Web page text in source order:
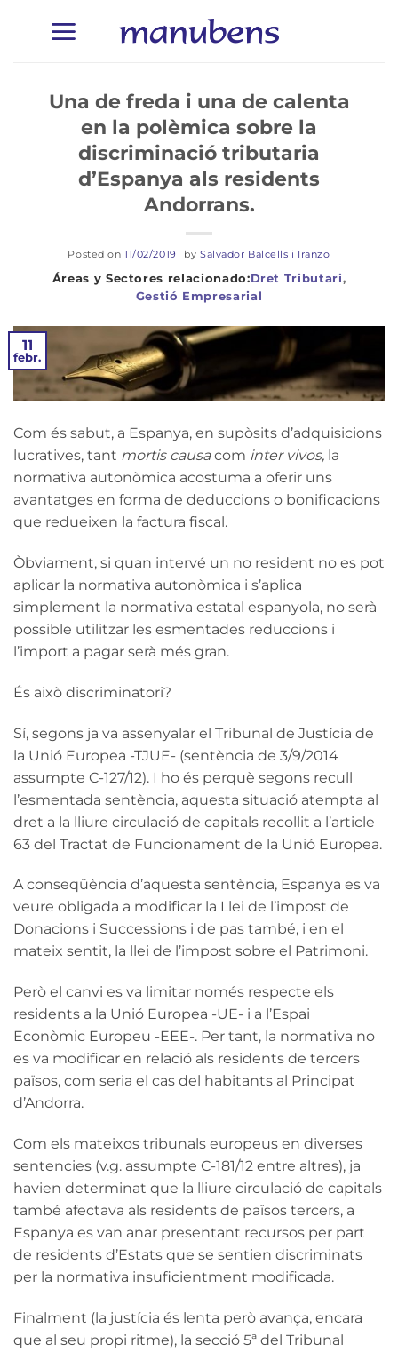
Dret Tributari,
Gestió Empresarial
Una de freda i una de calenta
en la polèmica sobre la
discriminació tributaria
d’Espanya als residents
Andorrans.
Posted on11/02/2019 by Salvador Balcells i Iranzo
11
febr.
Com és sabut, a Espanya, en supòsits d’adquisicions
lucratives, tant mortis causacom inter vivos, la
normativa autonòmica acostuma a oferir uns
avantatges en forma de deduccions o bonificacions
que redueixen la factura fiscal.
Òbviament, si quan intervé un no resident no es pot
aplicar la normativa autonòmica i s’aplica
simplement la normativa estatal espanyola, no serà
possible utilitzar les esmentades reduccions i
l’import a pagar serà més gran.
És això discriminatori?
Sí, segons ja va assenyalar el Tribunal de Justícia de
la Unió Europea -TJUE- (sentència de 3/9/2014
assumpte C-127/12). I ho és perquè segons recull
l’esmentada sentència, aquesta situació atempta al
dret a la lliure circulació de capitals recollit a l’article
63 del Tractat de Funcionament de la Unió Europea.
A conseqüència d’aquesta sentència, Espanya es va
veure obligada a modificar la Llei de l’impost de
Donacions i Successions i de pas també, i en el
mateix sentit, la llei de l’impost sobre el Patrimoni.
Però el canvi es va limitar només respecte els
residents a la Unió Europea -UE- i a l’Espai
Econòmic Europeu -EEE-. Per tant, la normativa no
es va modificar en relació als residents de tercers
països, com seria el cas del habitants al Principat
d’Andorra.
Com els mateixos tribunals europeus en diverses
sentencies (v.g. assumpte C-181/12 entre altres), ja
havien determinat que la lliure circulació de capitals
també afectava als residents de països tercers, a
Espanya es van anar presentant recursos per part
de residents d’Estats que se sentien discriminats
per la normativa insuficientment modificada.
Finalment (la justícia és lenta però avança, encara
que al seu propi ritme), la secció 5ª del Tribunal